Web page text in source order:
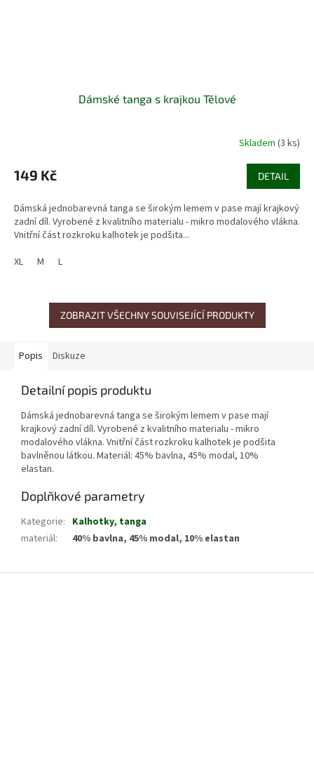
Dámské tanga s krajkou Tělové
Skladem (3 ks)
149 Kč DETAIL
Dámská jednobarevná tanga se širokým lemem v pase mají krajkový
zadní díl. Vyrobené z kvalitního materialu - mikro modalového vlákna.
Vnitřní část rozkroku kalhotek je podšita...
XL
M L
ZOBRAZIT VŠECHNY SOUVISEJÍCÍ PRODUKTY
Popis Diskuze
Detailní popis produktu
Dámská jednobarevná tanga se širokým lemem v pase mají
krajkový zadní díl. Vyrobené z kvalitního materialu - mikro
modalového vlákna. Vnitřní část rozkroku kalhotek je podšita
bavlněnou látkou. Materiál: 45% bavlna, 45% modal, 10%
elastan.
Doplňkové parametry
Kategorie: Kalhotky, tanga
materiál: 40% bavlna, 45% modal, 10% elastan